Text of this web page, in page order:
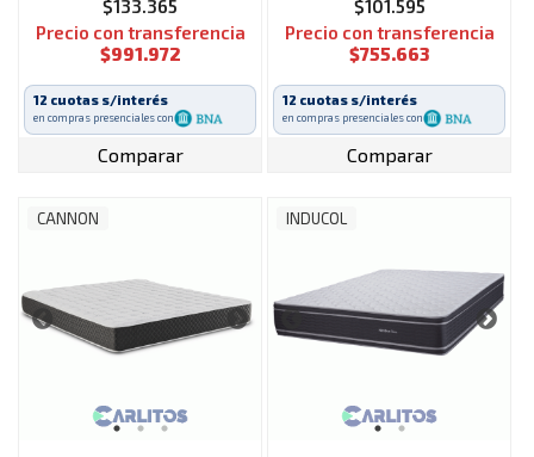
$133.365
Precio con transferencia
$991.972
12 cuotas s/interés
en compras presenciales con
Comparar
$101.595
Precio con transferencia
$755.663
12 cuotas s/interés
en compras presenciales con
Comparar
CANNON INDUCOL